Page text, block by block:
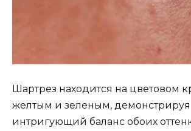
Шартрез находится на цветовом
желтым и зеленым, демонстрируя
интригующий баланс обоих